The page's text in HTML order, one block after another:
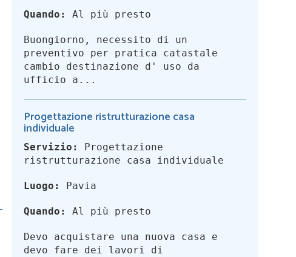
Quando: Al più presto
Buongiorno, necessito di un
preventivo per pratica catastale
cambio destinazione d' uso da
ufficio a...
Progettazione ristrutturazione casa
individuale
Servizio:
Progettazione
ristrutturazione casa individuale
Luogo: Pavia
Quando: Al più presto
Devo acquistare una nuova casa e
devo fare dei lavori di